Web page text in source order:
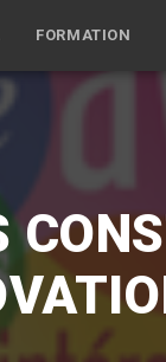
FORMATION